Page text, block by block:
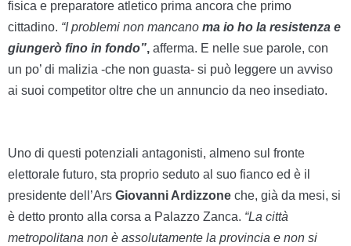
fisica e preparatore atletico prima ancora che primo
cittadino. “I problemi non mancano ma io ho la resistenza e
giungerò fino in fondo”, afferma. E nelle sue parole, con
un po’ di malizia -che non guasta- si può leggere un avviso
ai suoi competitor oltre che un annuncio da neo insediato.
Uno di questi potenziali antagonisti, almeno sul fronte
elettorale futuro, sta proprio seduto al suo fianco ed è il
presidente dell’Ars Giovanni Ardizzone che, già da mesi, si
è detto pronto alla corsa a Palazzo Zanca. “La città
metropolitana non è assolutamente la provincia e non si